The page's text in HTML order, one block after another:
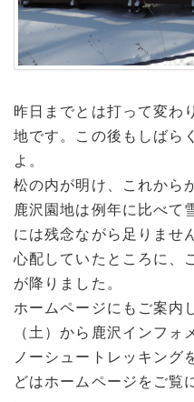
昨日までとは打って変わ
地です。この後もしばら
よ。
松の内が明け、これから
鹿沢園地は例年に比べて
には残念ながら足りません
心配していたところに、
が降りました。
ホームページにもご案内
（土）から鹿沢インフ
ノーシュートレッキング
どはホームページをご覧